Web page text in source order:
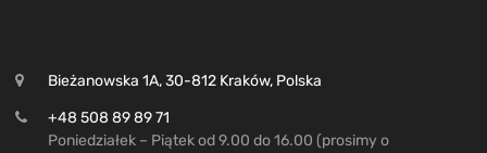
Bieżanowska 1A, 30-812 Kraków, Polska
+48 508 89 89 71
Poniedziałek – Piątek od 9.00 do 16.00 (prosimy o